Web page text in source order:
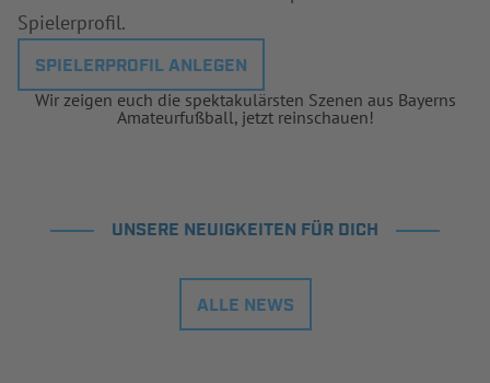
Spielerprofil.
SPIELERPROFIL ANLEGEN
Wir zeigen euch die spektakulärsten Szenen aus Bayerns
Amateurfußball, jetzt reinschauen!
UNSERE NEUIGKEITEN FÜR DICH
ALLE NEWS